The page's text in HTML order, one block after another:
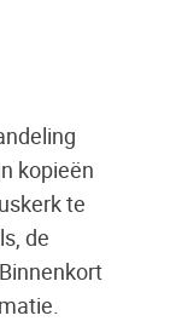
kopieën
te
de